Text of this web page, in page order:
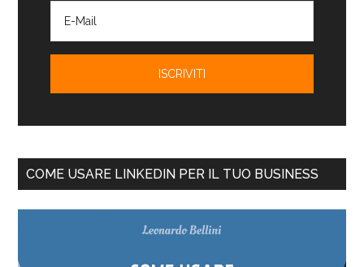
COME USARE LINKEDIN PER IL TUO BUSINESS